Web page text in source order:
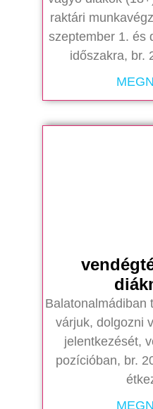
raktári
szeptember 1. és
időszakra, br.
Balatonalmádiban
várjuk, dolgozni
jelentkezését,
pozícióban, br.